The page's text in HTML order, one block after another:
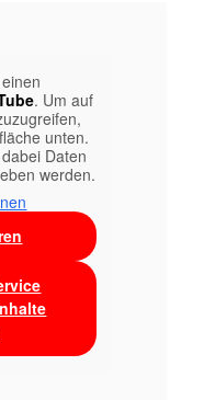
. Um auf
unten.
Daten
werden.